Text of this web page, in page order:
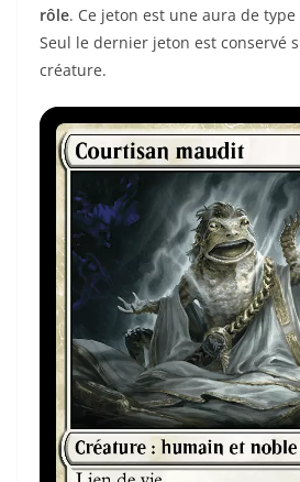
rôle. Ce jeton est une aura de type
Seul le dernier jeton est conservé
créature.